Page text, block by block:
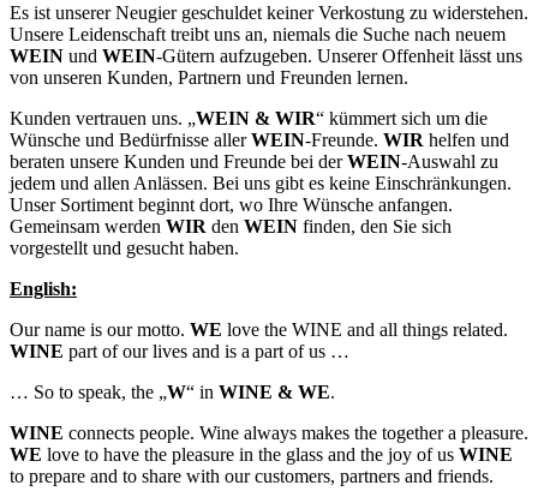
Es ist unserer Neugier geschuldet keiner Verkostung zu widerstehen.
Unsere Leidenschaft treibt uns an, niemals die Suche nach neuem
WEIN und WEIN-Gütern aufzugeben. Unserer Offenheit lässt uns
von unseren Kunden, Partnern und Freunden lernen.
Kunden vertrauen uns. „WEIN & WIR“ kümmert sich um die
Wünsche und Bedürfnisse allerWEIN-Freunde. WIR helfen und
beraten unsere Kunden und Freunde bei derWEIN-Auswahl zu
jedem und allen Anlässen. Bei uns gibt es keine Einschränkungen.
Unser Sortiment beginnt dort, wo Ihre Wünsche anfangen.
Gemeinsam werden WIR den WEIN finden, den Sie sich
vorgestellt und gesucht haben.
English:
Our name is our motto. WE love the WINE and all things related.
WINE part of our lives and is a part of us …
… So to speak, the „W“ in WINE & WE.
WINE connects people. Wine always makes the together a pleasure.
WE love to have the pleasure in the glass and the joy of us WINE
to prepare and to share with our customers, partners and friends.